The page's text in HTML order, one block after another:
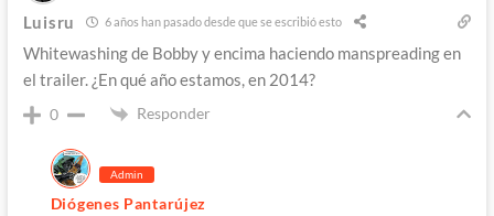
Luisru 6 años han pasado desde que se escribió esto
Whitewashing de Bobby y encima haciendo manspreading en
el trailer. ¿En qué año estamos, en 2014?
0 Responder
Admin
Diógenes Pantarújez